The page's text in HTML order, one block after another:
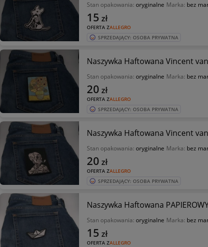
Stan opakowania: oryginalne Marka: bez
OFERTA ZALLEGRO
15 zł
SPRZEDAJĄCY: OSOBA PRYWATNA
Naszywka Haftowana Vincent
Stan opakowania: oryginalne Marka: bez
OFERTA ZALLEGRO
20 zł
SPRZEDAJĄCY: OSOBA PRYWATNA
Naszywka Haftowana Vincent van
Stan opakowania: oryginalne Marka: bez
OFERTA ZALLEGRO
20 zł
SPRZEDAJĄCY: OSOBA PRYWATNA
Naszywka Haftowana
Stan opakowania: oryginalne Marka: bez
OFERTA ZALLEGRO
15 zł